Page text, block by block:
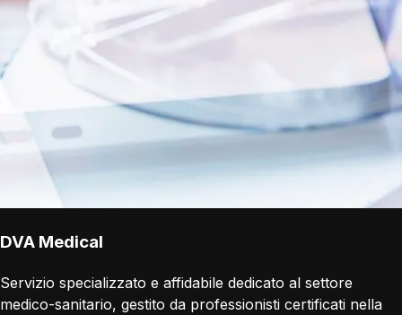
DVA Medical
Servizio specializzato e affidabile dedicato al settore
medico-sanitario, gestito da professionisti certificati nella